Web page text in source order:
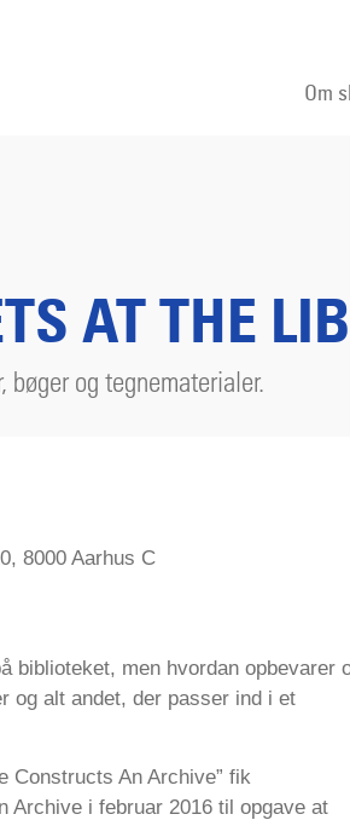
Om
AT THE
bøger og tegnematerialer.
8000 Aarhus C
biblioteket, men hvordan opbevarer
og alt andet, der passer ind i et
Constructs An Archive” fik
Archive i februar 2016 til opgave at